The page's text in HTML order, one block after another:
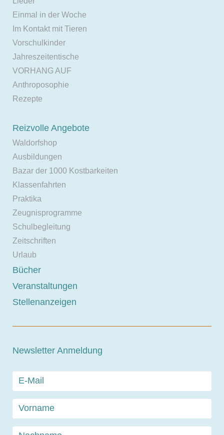
Einmal in der Woche
Im Kontakt mit Tieren
Vorschulkinder
Jahreszeitentische
VORHANG AUF
Anthroposophie
Rezepte
Reizvolle Angebote
Waldorfshop
Ausbildungen
Bazar der 1000 Kostbarkeiten
Klassenfahrten
Praktika
Zeugnisprogramme
Schulbegleitung
Zeitschriften
Urlaub
Bücher
Veranstaltungen
Stellenanzeigen
Newsletter Anmeldung